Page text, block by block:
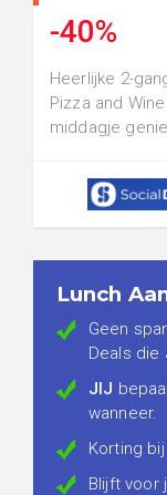
-40%
Heerlijke 2-
Pizza and
middagje
Lunch
Geen
Deals die
JIJ
wanneer.
Korting
Blijft voor